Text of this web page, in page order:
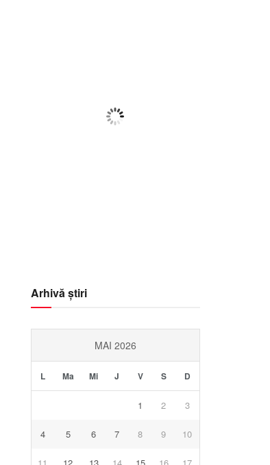
Ploaie Moderată
Wind Gust:
Arhivă știri
MAI 2026
L Ma Mi J V S D
1 2 3
4 5 6 7 8 9 10
11 12 13 14 15 16 17